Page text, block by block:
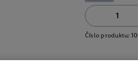
Číslo produktu: